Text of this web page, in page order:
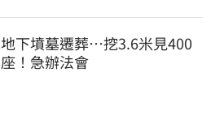
地下墳墓遷葬…挖3.6米見400
座！急辦法會